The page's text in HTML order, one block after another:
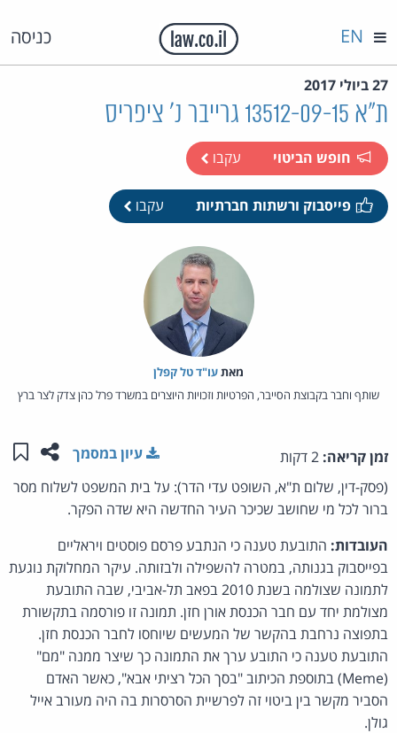
כניסה EN
27 ביולי 2017
ת"א 13512-09-15 גרייבר נ' ציפריס
חופש הביטוי עקבו
פייסבוק ורשתות חברתיות עקבו
מאת‏עו"ד טל קפלן
שותף וחבר בקבוצת הסייבר, הפרטיות וזכויות היוצרים במשרד פרל כהן צדק לצר ברץ
זמן קריאה: שתפו
עיון במסמך
(פסק-דין, שלום ת"א, השופט עדי הדר): על בית המשפט לשלוח מסר
ברור לכל מי שחושב שכיכר העיר החדשה היא שדה הפקר.
העובדות: התובעת טענה כי הנתבע פרסם פוסטים ויראליים
בפייסבוק בגנותה, במטרה להשפילה ולבזותה. עיקר המחלוקת נוגעת
לתמונה שצולמה בשנת 2010 בפאב תל-אביבי, שבה התובעת
מצולמת יחד עם חבר הכנסת אורן חזן. תמונה זו פורסמה בתקשורת
בתפוצה נרחבת בהקשר של המעשים שיוחסו לחבר הכנסת חזן.
התובעת טענה כי התובע ערך את התמונה כך שיצר ממנה "מם"
(Meme) בתוספת הכיתוב "בסך הכל רציתי אבא", כאשר האדם
הסביר מקשר בין ביטוי זה לפרשיית הסרסרות בה היה מעורב אייל
גולן.